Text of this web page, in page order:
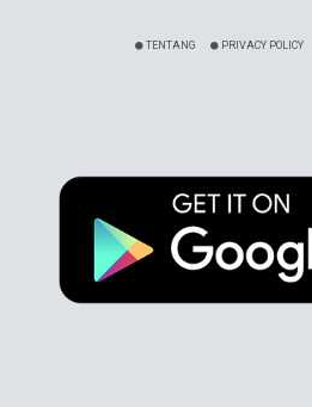
TENTANG PRIVACY POLICY